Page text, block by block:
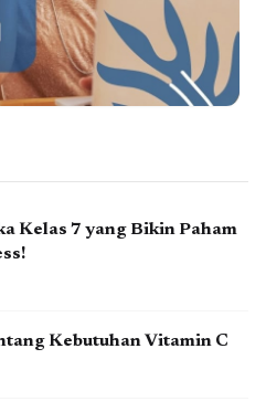
Kelas 7 yang Bikin Paham
Kebutuhan Vitamin C